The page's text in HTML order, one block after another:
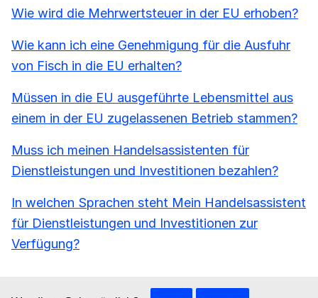
Wie wird die Mehrwertsteuer in der EU erhoben?
Wie kann ich eine Genehmigung für die Ausfuhr
von Fisch in die EU erhalten?
Müssen in die EU ausgeführte Lebensmittel aus
einem in der EU zugelassenen Betrieb stammen?
Muss ich meinen Handelsassistenten für
Dienstleistungen und Investitionen bezahlen?
In welchen Sprachen steht Mein Handelsassistent
für Dienstleistungen und Investitionen zur
Verfügung?